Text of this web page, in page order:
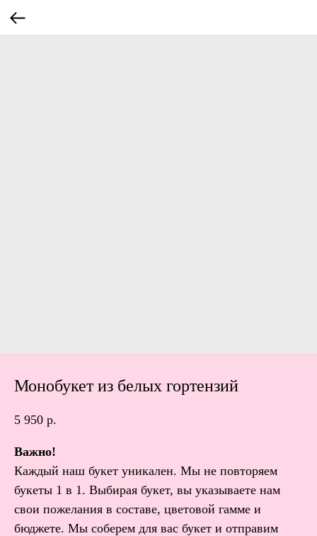
Монобукет из белых гортензий
5 950 р.
Важно!
Каждый наш букет уникален. Мы не повторяем
букеты 1 в 1. Выбирая букет, вы указываете нам
свои пожелания в составе, цветовой гамме и
бюджете. Мы соберем для вас букет и отправим